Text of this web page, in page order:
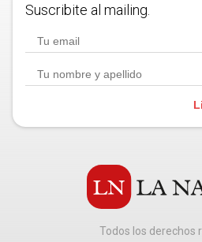
Suscribite al mailing.
Todos los derechos